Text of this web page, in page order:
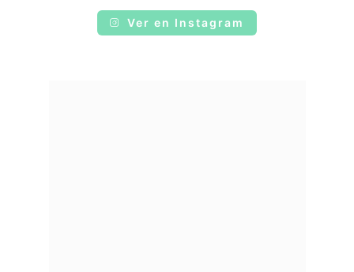
Ver en Instagram